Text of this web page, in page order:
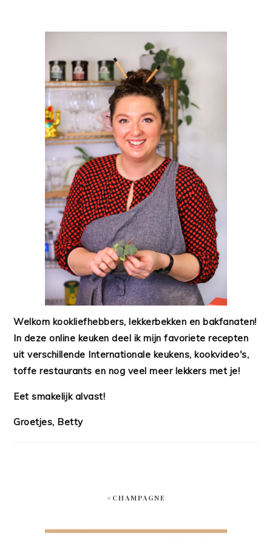
Welkom kookliefhebbers, lekkerbekken en bakfanaten!
In deze online keuken deel ik mijn favoriete recepten
uit verschillende Internationale keukens, kookvideo's,
toffe restaurants en nog veel meer lekkers met je!
Eet smakelijk alvast!
Groetjes, Betty
#CHAMPAGNE